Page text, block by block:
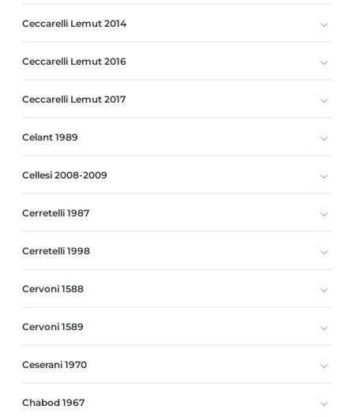
Ceccarelli Lemut 2014
Ceccarelli Lemut 2016
Ceccarelli Lemut 2017
Celant 1989
Cellesi 2008-2009
Cerretelli 1987
Cerretelli 1998
Cervoni 1588
Cervoni 1589
Ceserani 1970
Chabod 1967